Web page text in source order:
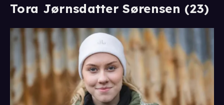
Tora Jørnsdatter Sørensen (23)